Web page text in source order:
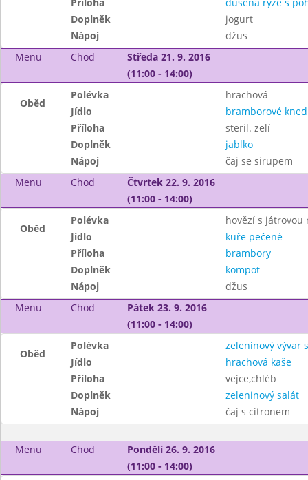
Doplněk
jogurt
Nápoj
džus
Menu
Chod
Středa 21. 9. 2016
(11:00 - 14:00)
Oběd
Polévka
hrachová
Jídlo
bramborové
Příloha
steril. zelí
Doplněk
jablko
Nápoj
čaj se sirupem
Menu
Chod
Čtvrtek 22. 9. 2016
(11:00 - 14:00)
Oběd
Polévka
hovězí s játrovou
Jídlo
kuře pečené
Příloha
brambory
Doplněk
kompot
Nápoj
džus
Menu
Chod
Pátek 23. 9. 2016
(11:00 - 14:00)
Oběd
Polévka
zeleninový vývar
Jídlo
hrachová kaše
Příloha
vejce,chléb
Doplněk
zeleninový salát
Nápoj
čaj s citronem
Menu Chod
Pondělí 26. 9. 2016
(11:00 - 14:00)